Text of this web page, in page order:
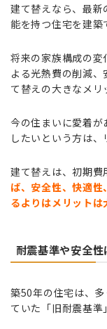
建て替えなら、最
能を持つ住宅を建築
将来の家族構成の
よる光熱費の削減
て替えの大きなメリ
今の住まいに愛着
したいという方は、
建て替えは、初期
ば、安全性、快適
るよりはメリットは
耐震基準や安全
築50年の住宅は、
ていた「旧耐震基準